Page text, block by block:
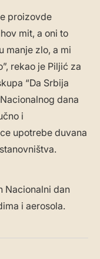
proizovde
mit, a oni to
manje zlo, a mi
rekao je Piljić za
“Da Srbija
dana
i
upotrebe duvana
Nacionalni dan
i aerosola.